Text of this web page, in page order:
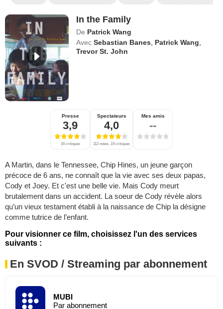
In the Family
De Patrick Wang
Avec Sebastian Banes Patrick Wang
Trevor St. John
Presse
3,9
16 critiques
Spectateurs
4,0
112 notes, 19 critiques
Mes amis
--
A Martin, dans le Tennessee, Chip Hines, un jeune garçon
précoce de 6 ans, ne connaît que la vie avec ses deux papas,
Cody et Joey. Et c'est une belle vie. Mais Cody meurt
brutalement dans un accident. La soeur de Cody révèle alors
qu’un vieux testament établi à la naissance de Chip la désigne
comme tutrice de l’enfant.
Pour visionner ce film, choisissez l'un des services
suivants :
En SVOD / Streaming par abonnement
MUBI
Par abonnement